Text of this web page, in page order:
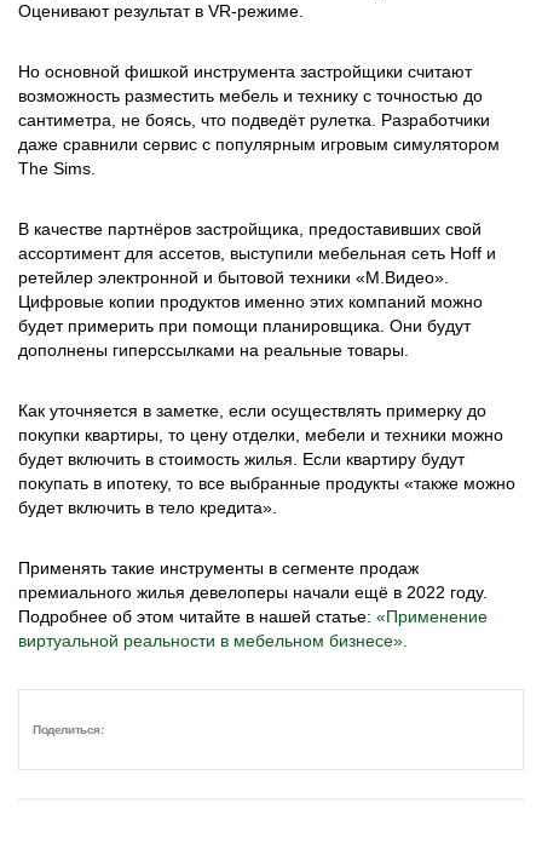
Оценивают результат в VR-режиме.
Но основной фишкой инструмента застройщики считают
возможность разместить мебель и технику с точностью до
сантиметра, не боясь, что подведёт рулетка. Разработчики
даже сравнили сервис с популярным игровым симулятором
The Sims.
В качестве партнёров застройщика, предоставивших свой
ассортимент для ассетов, выступили мебельная сеть Hoff и
ретейлер электронной и бытовой техники «М.Видео».
Цифровые копии продуктов именно этих компаний можно
будет примерить при помощи планировщика. Они будут
дополнены гиперссылками на реальные товары.
Как уточняется в заметке, если осуществлять примерку до
покупки квартиры, то цену отделки, мебели и техники можно
будет включить в стоимость жилья. Если квартиру будут
покупать в ипотеку, то все выбранные продукты «также можно
будет включить в тело кредита».
Применять такие инструменты в сегменте продаж
премиального жилья девелоперы начали ещё в 2022 году.
Подробнее об этом читайте в нашей статье: «Применение
виртуальной реальности в мебельном бизнесе».
Поделиться: